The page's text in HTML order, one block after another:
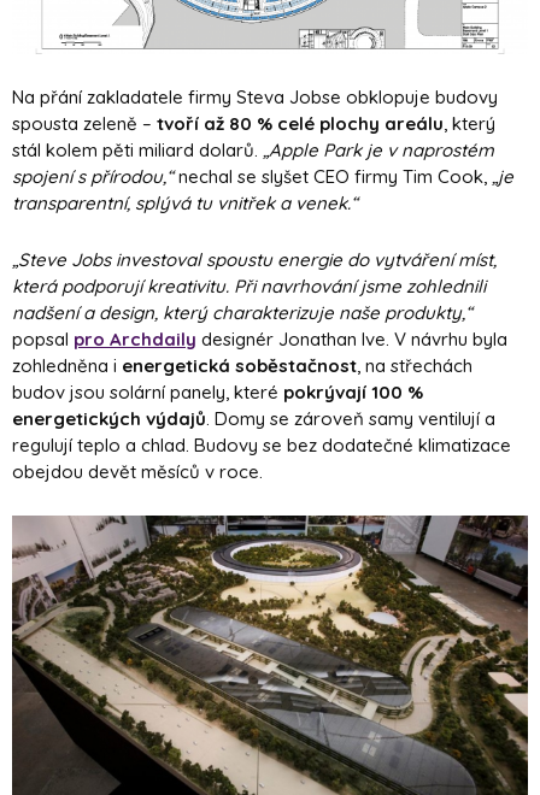
Na přání zakladatele firmy Steva Jobse obklopuje budovy
spousta zeleně – tvoří až 80 % celé plochy areálu , který
stál kolem pěti miliard dolarů. „Apple Park je v naprostém
spojení s přírodou,“nechal se slyšet CEO firmy Tim Cook, „je
transparentní, splývá tu vnitřek a venek.“
„Steve Jobs investoval spoustu energie do vytváření míst,
která podporují kreativitu. Při navrhování jsme zohlednili
nadšení a design, který charakterizuje naše produkty,“
popsal pro Archdaily designér Jonathan Ive. V návrhu byla
zohledněna i energetická soběstačnost , na střechách
budov jsou solární panely, které pokrývají 100 %
energetických výdajů . Domy se zároveň samy ventilují a
regulují teplo a chlad. Budovy se bez dodatečné klimatizace
obejdou devět měsíců v roce.